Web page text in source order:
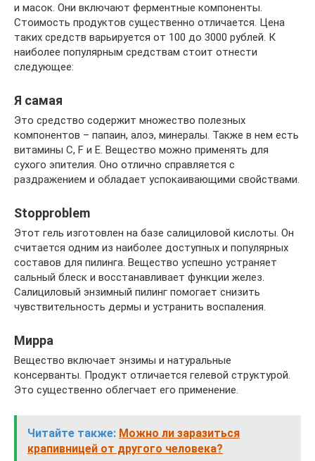
и масок. Они включают ферментные компоненты.
Стоимость продуктов существенно отличается. Цена
таких средств варьируется от 100 до 3000 рублей. К
наиболее популярным средствам стоит отнести
следующее:
Я самая
Это средство содержит множество полезных
компонентов – папаин, алоэ, минералы. Также в нем есть
витамины С, F и Е. Вещество можно применять для
сухого эпителия. Оно отлично справляется с
раздражением и обладает успокаивающими свойствами.
Stopproblem
Этот гель изготовлен на базе салициловой кислоты. Он
считается одним из наиболее доступных и популярных
составов для пилинга. Вещество успешно устраняет
сальный блеск и восстанавливает функции желез.
Салициловый энзимный пилинг помогает снизить
чувствительность дермы и устранить воспаления.
Мирра
Вещество включает энзимы и натуральные
консерванты. Продукт отличается гелевой структурой.
Это существенно облегчает его применение.
Читайте также: Можно ли заразиться
крапивницей от другого человека?